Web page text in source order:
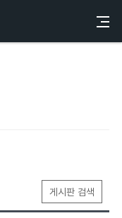
게시판 검색